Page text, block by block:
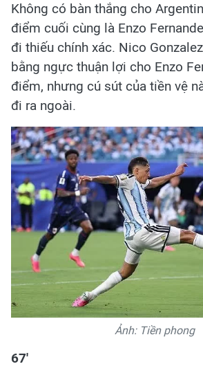
Không có bàn thắng cho
điểm cuối cùng là Enzo
đi thiếu chính xác. Nico
bằng ngực thuận lợi cho Enzo
điểm, nhưng cú sút của tiền vệ
đi ra ngoài.
Ảnh: Tiền phong
67'